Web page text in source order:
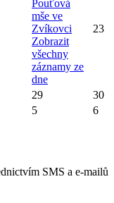
Pouťová
mše ve
Zvíkovci
Zobrazit
všechny
záznamy ze
dne
23
29
30
5 6
SMS a e-mailů